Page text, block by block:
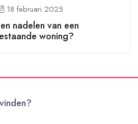
18 februari 2025
nadelen van een
woning?